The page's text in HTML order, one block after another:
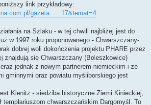
link przykładowy:
gazeta. ... 17&temat=4
na Szlaku - w tej chwili najbliżej jest do
w 1997 roku proponowanego - Chwarszczany-
dobrej woli dokończenia projektu PHARE przez
znajdują się Chwarszczany (Boleszkowice)
jednak z nowym partnerem niemieckim i ze
gminnymi oraz powiatu myśliborskiego jest
Kienitz - siedziba historyczne Ziemi Kinieckiej,
templariuszom chwarszczańskim Dargomyśl. To